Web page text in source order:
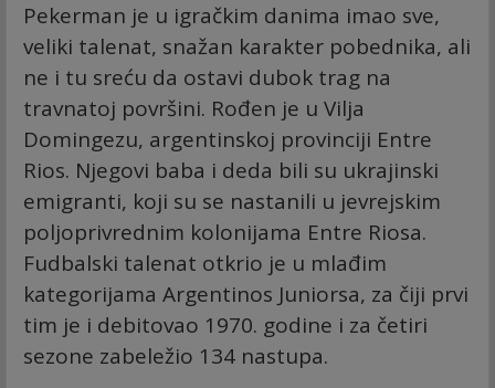
Pekerman je u igračkim danima imao sve,
veliki talenat, snažan karakter pobednika, ali
ne i tu sreću da ostavi dubok trag na
travnatoj površini. Rođen je u Vilja
Domingezu, argentinskoj provinciji Entre
Rios. Njegovi baba i deda bili su ukrajinski
emigranti, koji su se nastanili u jevrejskim
poljoprivrednim kolonijama Entre Riosa.
Fudbalski talenat otkrio je u mlađim
kategorijama Argentinos Juniorsa, za čiji prvi
tim je i debitovao 1970. godine i za četiri
sezone zabeležio 134 nastupa.